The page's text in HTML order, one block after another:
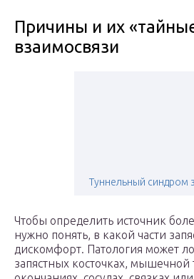
Причины и их
взаимосвязи
Туннельный синдром
Чтобы определить источник
нужно понять, в какой части
дискомфорт. Патология может
запястных косточках,